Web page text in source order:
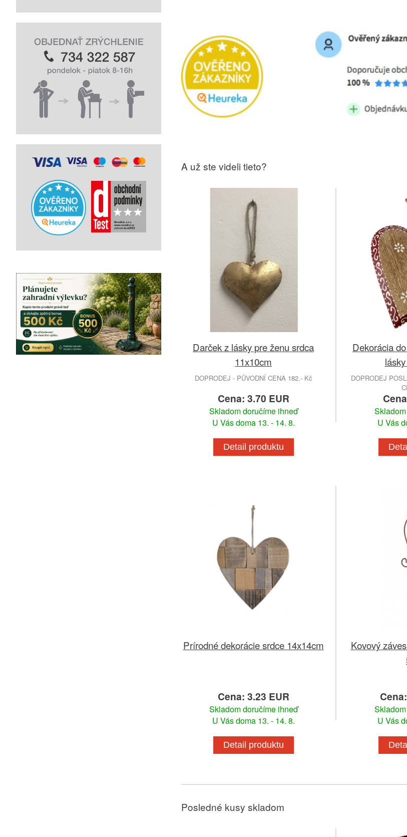
A už ste videli tieto?
Darček z lásky pre ženu srdca
11x10cm
DOPRODEJ - PŮVODNÍ CENA 182.- Kč
Cena: 3.70 EUR
Skladom doručíme ihneď
U Vás doma 13. - 14. 8.
Detail produktu
Dekorácia
DOPRODEJ
U Vás
Prírodné dekorácie srdce 14x14cm
Cena: 3.23 EUR
Skladom doručíme ihneď
U Vás doma 13. - 14. 8.
Detail produktu
Kovový
U Vás
Posledné kusy skladom